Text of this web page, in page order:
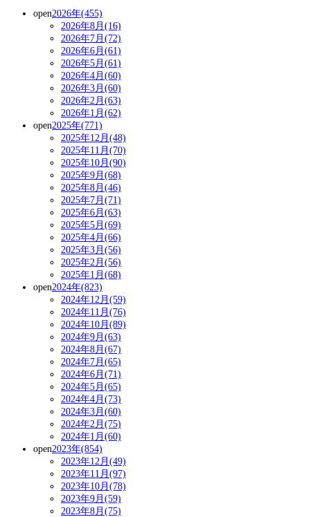
open2026年(455)
2026年8月(16)
2026年7月(72)
2026年6月(61)
2026年5月(61)
2026年4月(60)
2026年3月(60)
2026年2月(63)
2026年1月(62)
open2025年(771)
2025年12月(48)
2025年11月(70)
2025年10月(90)
2025年9月(68)
2025年8月(46)
2025年7月(71)
2025年6月(63)
2025年5月(69)
2025年4月(66)
2025年3月(56)
2025年2月(56)
2025年1月(68)
open2024年(823)
2024年12月(59)
2024年11月(76)
2024年10月(89)
2024年9月(63)
2024年8月(67)
2024年7月(65)
2024年6月(71)
2024年5月(65)
2024年4月(73)
2024年3月(60)
2024年2月(75)
2024年1月(60)
open2023年(854)
2023年12月(49)
2023年11月(97)
2023年10月(78)
2023年9月(59)
2023年8月(75)